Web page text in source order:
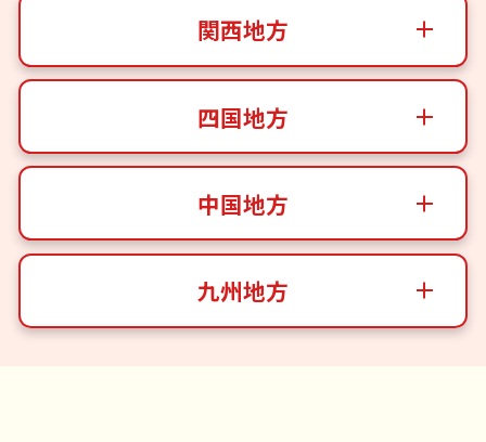
関西地方
四国地方
中国地方
九州地方